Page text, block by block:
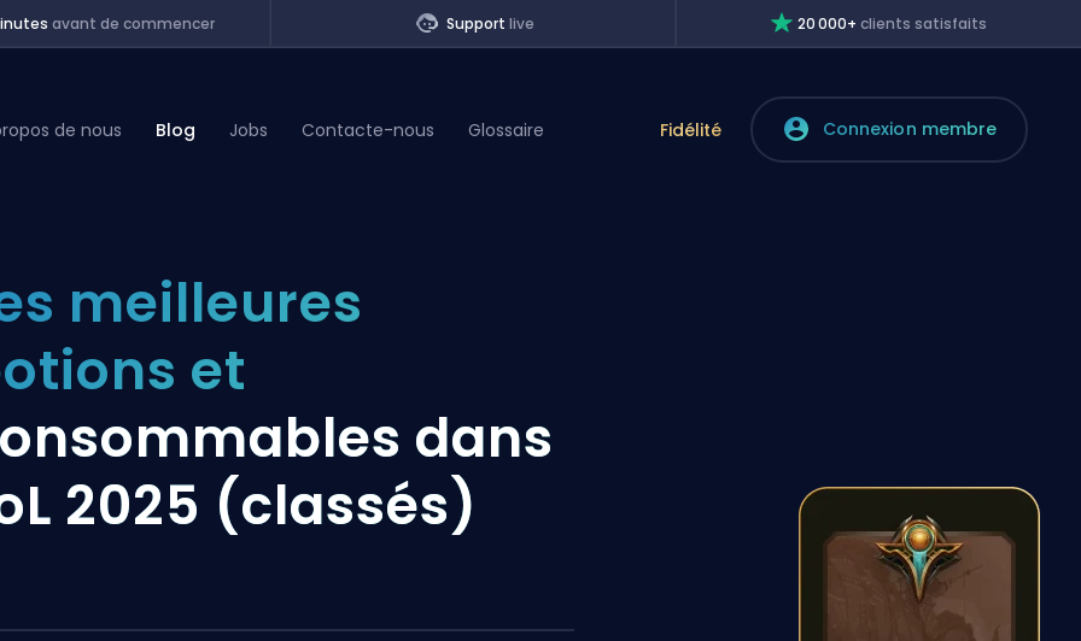
avant de commencer Support live 20 000+clients satisfaits
de nous Blog Jobs Contacte-nous Glossaire Fidélité Connexion membre
meilleures
et
dans
2025 (classés)